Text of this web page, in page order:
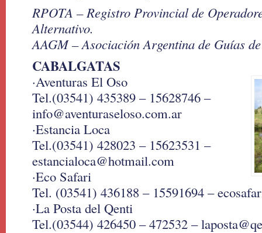
RPOTA – Registro Provincial de
Alternativo.
AAGM – Asociación Argentina de Guías
CABALGATAS
·Aventuras El Oso
Tel.(03541) 435389 – 15628746 –
info@aventuraseloso.com.ar
·Estancia Loca
Tel.(03541) 428023 – 15623531 –
estancialoca@hotmail.com
·Eco Safari
Tel. (03541) 436188 – 15591694 –
·La Posta del Qenti
Tel.(03544) 426450 – 472532 –